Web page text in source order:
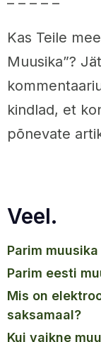
Kas Teile
Muusika”?
kindlad, et
põnevate
Veel.
parim muusika
parim eesti
mis on elektroonilise muusika stuudio
saksamaal?
kui vaikne